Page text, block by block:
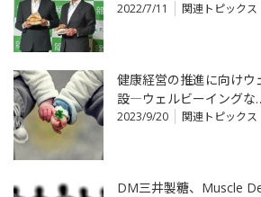
2022/7/11 関連トピックス
健康経営の推進に向けウ
設―ウェルビーイングな
2023/9/20 関連トピックス
DM三井製糖、Muscle